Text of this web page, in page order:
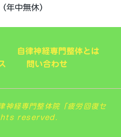
中無休）
自律神経専門整体とは
問い合わせ
経専門整体院「疲労回復セ
reserved.